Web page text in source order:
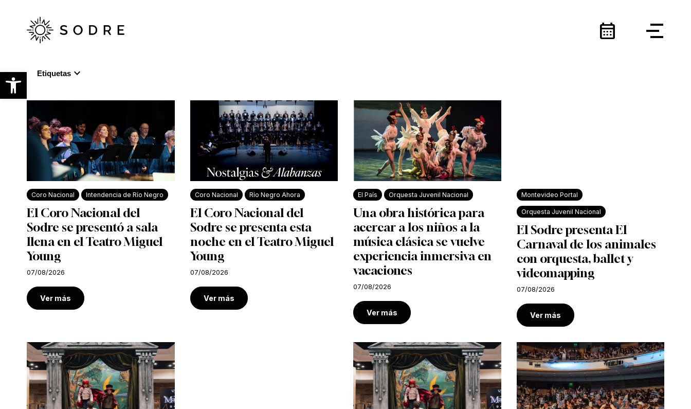
Abrir barra de herramientas
contenido
principal
calendar_month
Etiquetas expand_more
Coro Nacional Intendencia de Río Negro
El Coro Nacional del
Sodre se presentó a sala
llena en el Teatro Miguel
Young
07/08/2026
Ver más
Coro Nacional Río Negro Ahora
El Coro Nacional del
Sodre se presenta esta
noche en el Teatro Miguel
Young
07/08/2026
Ver más
El País Orquesta Juvenil Nacional
Una obra histórica para
acercar a los niños a la
música clásica se vuelve
experiencia inmersiva en
vacaciones
07/08/2026
Ver más
Montevideo Portal
Orquesta Juvenil Nacional
El Sodre presenta El
Carnaval de los animales
con orquesta, ballet y
videomapping
07/08/2026
Ver más